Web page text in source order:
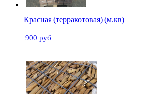
Красная (терракотовая) (м.кв)
900 руб